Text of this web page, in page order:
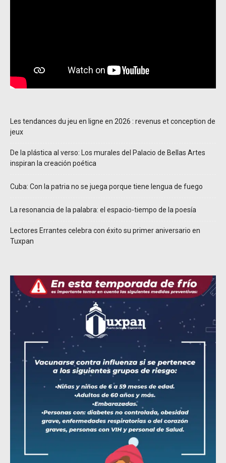
Les tendances du jeu en ligne en 2026 : revenus et conception de
jeux
De la plástica al verso: Los murales del Palacio de Bellas Artes
inspiran la creación poética
Cuba: Con la patria no se juega porque tiene lengua de fuego
La resonancia de la palabra: el espacio-tiempo de la poesía
Lectores Errantes celebra con éxito su primer aniversario en
Tuxpan